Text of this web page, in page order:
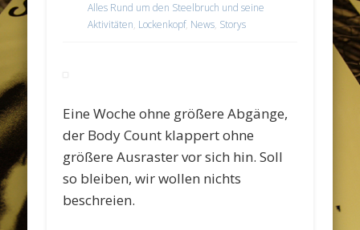
Alles Rund um den Steelbruch und seine
Aktivitäten, Lockenkopf, News, Storys
Eine Woche ohne größere Abgänge,
der Body Count klappert ohne
größere Ausraster vor sich hin. Soll
so bleiben, wir wollen nichts
beschreien.